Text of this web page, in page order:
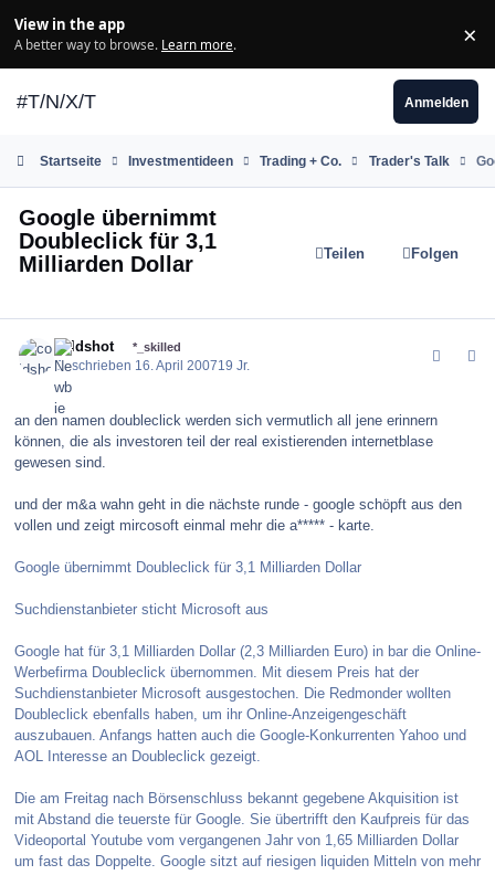
View in the app
A better way to browse. Learn more. ×
#T/N/X/T Anmelden
Startseite Investmentideen Trading + Co. Trader's Talk
Google übernimmt
Doubleclick für 3,1
Milliarden Dollar
Teilen Folgen
coldshot *_skilled
Geschrieben 16. April 200719 Jr.
an den namen doubleclick werden sich vermutlich all jene erinnern
können, die als investoren teil der real existierenden internetblase
gewesen sind.
und der m&a wahn geht in die nächste runde - google schöpft aus den
vollen und zeigt mircosoft einmal mehr die a***** - karte.
Google übernimmt Doubleclick für 3,1 Milliarden Dollar
Suchdienstanbieter sticht Microsoft aus
Google hat für 3,1 Milliarden Dollar (2,3 Milliarden Euro) in bar die Online-
Werbefirma Doubleclick übernommen. Mit diesem Preis hat der
Suchdienstanbieter Microsoft ausgestochen. Die Redmonder wollten
Doubleclick ebenfalls haben, um ihr Online-Anzeigengeschäft
auszubauen. Anfangs hatten auch die Google-Konkurrenten Yahoo und
AOL Interesse an Doubleclick gezeigt.
Die am Freitag nach Börsenschluss bekannt gegebene Akquisition ist
mit Abstand die teuerste für Google. Sie übertrifft den Kaufpreis für das
Videoportal Youtube vom vergangenen Jahr von 1,65 Milliarden Dollar
um fast das Doppelte. Google sitzt auf riesigen liquiden Mitteln von mehr